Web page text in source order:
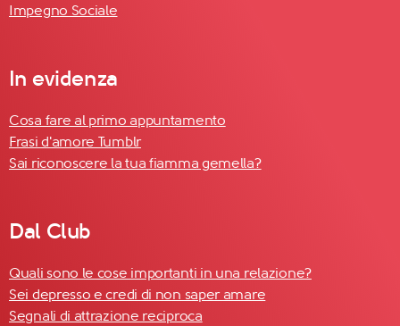
Impegno Sociale
In evidenza
Cosa fare al primo appuntamento
Frasi d'amore Tumblr
Sai riconoscere la tua fiamma gemella?
Dal Club
Quali sono le cose importanti in una relazione?
Sei depresso e credi di non saper amare
Segnali di attrazione reciproca